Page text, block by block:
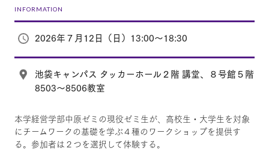
INFORMATION
2026年７月12日（日）13:00～18:30
池袋キャンパス タッカーホール２階 講堂、８号館５階
8503～8506教室
本学経営学部中原ゼミの現役ゼミ生が、高校生・大学生を対象
にチームワークの基礎を学ぶ４種のワークショップを提供す
る。参加者は２つを選択して体験する。